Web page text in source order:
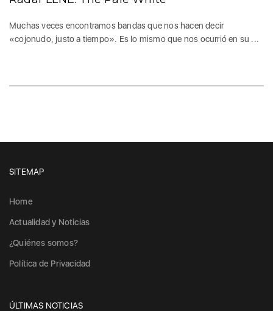
Muchas veces encontramos bandas que nos hacen decir
«cojonudo, justo a tiempo». Es lo mismo que nos ocurrió en su ...
SITEMAP
Home
Actualidad y Noticias
¿Quiénes somos?
Política de Privacidad
ÚLTIMAS NOTICIAS